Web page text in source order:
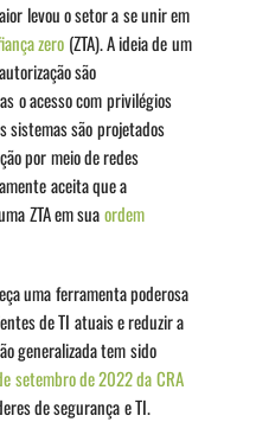
levou o setor a se unir em
zero (ZTA). A ideia de um
são
o acesso com privilégios
sistemas são projetados
por meio de redes
aceita que a
ZTA em suaordem
uma ferramenta poderosa
de TI atuais e reduzir a
generalizada tem sido
setembro de 2022 da CRA
de segurança e TI.